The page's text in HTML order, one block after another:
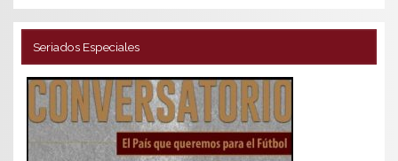
Seriados Especiales